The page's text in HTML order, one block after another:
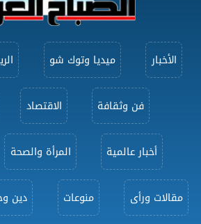
الأخبار ميديا وتوك شو
فن وثقافة الاقتصاد
أخبار عالمية المرأة والصحة
مقالات ورأى منوعات دين